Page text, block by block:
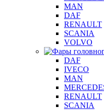
MAN
DAF
RENAULT
SCANIA
VOLVO
DAF
IVECO
MAN
RENAULT
SCANIA